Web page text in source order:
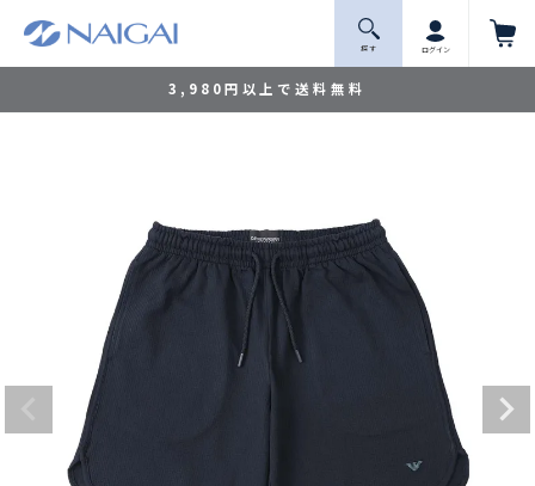
3,980円以上で送料無料
探 す ログイン